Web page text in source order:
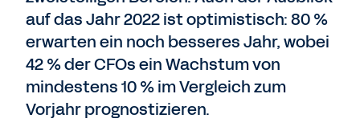
auf das Jahr 2022 ist optimistisch: 80 %
erwarten ein noch besseres Jahr, wobei
42 % der CFOs ein Wachstum von
mindestens 10 % im Vergleich zum
Vorjahr prognostizieren.